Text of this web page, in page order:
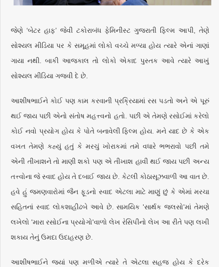
જેણે ‘બેટર હાફ’ જેવી ટકોરાબંધ ફેમિનીસ્ટ ગુજરાતી ફિલ્મ આપી, તેણે
સોશ્યલ મીડિયા પર કે સમૂહમાં લોકો વચ્ચે મળ્યા હોય ત્યારે એનાં ગાણાં
ગાયા નથી. બાકી આજકાલ તો લોકો એકાદ પુસ્તક આવે ત્યારે આખું
સોશ્યલ મીડિયા ગજવી દે છે.
આશીષભાઈને કોઈ પણ કામ કરવાની પ્રક્રિયામાં રસ પડતો અને એ પૂરું
થઈ જાય પછી એનો સંતોષ મહત્ત્વનો હતો. પછી એ તેમણે રસોઈમાં કરેલો
કોઈ નવો પ્રયોગ હોય કે પોતે બનાવેલી ફિલ્મ હોય. મને યાદ છે કે એક
વખત તેમણે કહ્યું હતું કે મરચું ખોરાકમાં તમે વધારે ભભરાવો પછી તમે
એની તીખાશને તો માણી શકો પણ એ તીખાશ હાવી થઈ જાય પછી અન્ય
તત્ત્વોના જે સ્વાદ હોય તે દબાઈ જાય છે. કેટલી કોઠાસૂઝવાળી આ વાત છે.
હવે હું જમણવારોમાં જૈન ફૂડનો સ્વાદ એટલા માટે માણું છું કે એમાં મરચા
સહિતનાં સ્વાદ લોકશાહીઢબે આવે છે. સામયિક 'સાર્થક જલસો'માં તેમણે
લખેલો 'મારા રસોઈના પ્રયોગો'વાળો લેખ રેસિપીનો લેખ આ રીતે પણ લખી
શકાય તેનું ઉમદા ઉદાહરણ છે.
આશીષભાઈને જ્યાં પણ મળીએ ત્યારે તે એટલા સહજ હોય કે દરેક